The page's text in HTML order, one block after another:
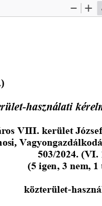
Zoom
-használati
VIII. kerület
503/2024. (VI.
(5 igen, 3 nem,
közterület-